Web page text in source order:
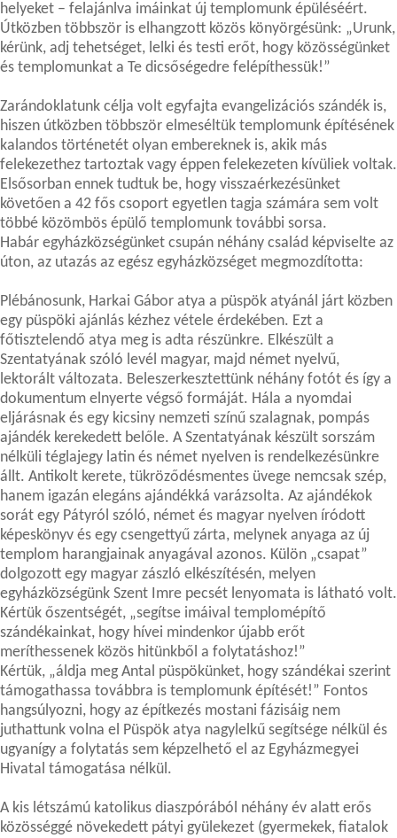
helyeket – felajánlva imáinkat új templomunk épüléséért.
Útközben többször is elhangzott közös könyörgésünk: „Urunk,
kérünk, adj tehetséget, lelki és testi erőt, hogy közösségünket
és templomunkat a Te dicsőségedre felépíthessük!”
Zarándoklatunk célja volt egyfajta evangelizációs szándék is,
hiszen útközben többször elmeséltük templomunk építésének
kalandos történetét olyan embereknek is, akik más
felekezethez tartoztak vagy éppen felekezeten kívüliek voltak.
Elsősorban ennek tudtuk be, hogy visszaérkezésünket
követően a 42 fős csoport egyetlen tagja számára sem volt
többé közömbös épülő templomunk további sorsa.
Habár egyházközségünket csupán néhány család képviselte az
úton, az utazás az egész egyházközséget megmozdította:
Plébánosunk, Harkai Gábor atya a püspök atyánál járt közben
egy püspöki ajánlás kézhez vétele érdekében. Ezt a
főtisztelendő atya meg is adta részünkre. Elkészült a
Szentatyának szóló levél magyar, majd német nyelvű,
lektorált változata. Beleszerkesztettünk néhány fotót és így a
dokumentum elnyerte végső formáját. Hála a nyomdai
eljárásnak és egy kicsiny nemzeti színű szalagnak, pompás
ajándék kerekedett belőle. A Szentatyának készült sorszám
nélküli téglajegy latin és német nyelven is rendelkezésünkre
állt. Antikolt kerete, tükröződésmentes üvege nemcsak szép,
hanem igazán elegáns ajándékká varázsolta. Az ajándékok
sorát egy Pátyról szóló, német és magyar nyelven íródott
képeskönyv és egy csengettyű zárta, melynek anyaga az új
templom harangjainak anyagával azonos. Külön „csapat”
dolgozott egy magyar zászló elkészítésén, melyen
egyházközségünk Szent Imre pecsét lenyomata is látható volt.
Kértük őszentségét, „segítse imáival templomépítő
szándékainkat, hogy hívei mindenkor újabb erőt
meríthessenek közös hitünkből a folytatáshoz!”
Kértük, „áldja meg Antal püspökünket, hogy szándékai szerint
támogathassa továbbra is templomunk építését!” Fontos
hangsúlyozni, hogy az építkezés mostani fázisáig nem
juthattunk volna el Püspök atya nagylelkű segítsége nélkül és
ugyanígy a folytatás sem képzelhető el az Egyházmegyei
Hivatal támogatása nélkül.
A kis létszámú katolikus diaszpórából néhány év alatt erős
közösséggé növekedett pátyi gyülekezet (gyermekek, fiatalok